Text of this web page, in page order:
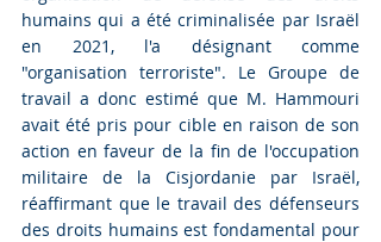
humains qui a été criminalisée par Israël
en 2021, l'a désignant comme
"organisation terroriste". Le Groupe de
travail a donc estimé que M. Hammouri
avait été pris pour cible en raison de son
action en faveur de la fin de l'occupation
militaire de la Cisjordanie par Israël,
réaffirmant que le travail des défenseurs
des droits humains est fondamental pour